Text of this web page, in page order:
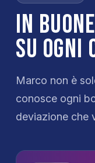
In
su ogni
Marco non è
conosce ogni
deviazione che